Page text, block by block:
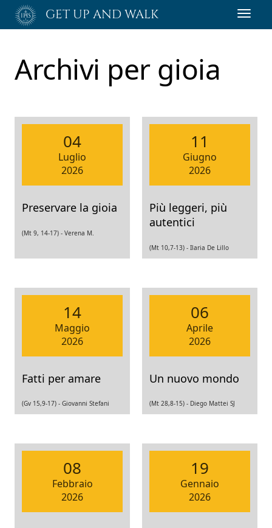
Passa
GET UP AND WALK
Archivi per gioia
04
Luglio
2026
Preservare la gioia
(Mt 9, 14-17) - Verena M.
11
Giugno
2026
Più leggeri, più
autentici
(Mt 10,7-13) - Ilaria De Lillo
14
Maggio
2026
Fatti per amare
(Gv 15,9-17) - Giovanni Stefani
06
Aprile
2026
Un nuovo mondo
(Mt 28,8-15) - Diego Mattei SJ
08
Febbraio
2026
19
Gennaio
2026